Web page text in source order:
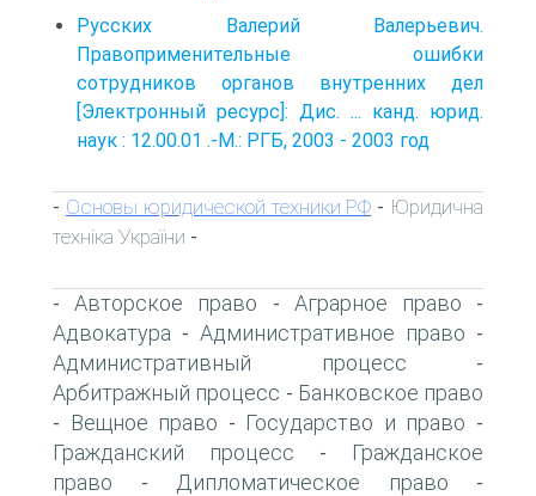
Русских Валерий Валерьевич.
Правоприменительные ошибки
сотрудников органов внутренних дел
[Электронный ресурс]: Дис. ... канд. юрид.
наук : 12.00.01 .-М.: РГБ, 2003 - 2003 год
- Основы юридической техники РФ - Юридична
техніка України -
-Авторское право - Аграрное право -
Адвокатура - Административное право -
Административный процесс -
Арбитражный процесс - Банковское право
- Вещное право - Государство и право -
Гражданский процесс -
Гражданское
право - Дипломатическое право -